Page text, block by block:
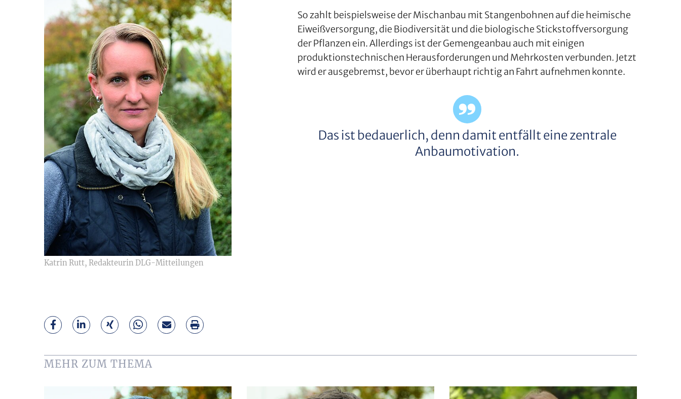
Katrin Rutt, Redakteurin DLG-Mitteilungen
So zahlt beispielsweise der Mischanbau mit Stangenbohnen auf die heimische
Eiweißversorgung, die Biodiversität und die biologische Stickstoffversorgung
der Pflanzen ein. Allerdings ist der Gemengeanbau auch mit einigen
produktionstechnischen Herausforderungen und Mehrkosten verbunden. Jetzt
wird er ausgebremst, bevor er überhaupt richtig an Fahrt aufnehmen konnte.
Das ist bedauerlich, denn damit entfällt eine zentrale
Anbaumotivation.
MEHR ZUM THEMA